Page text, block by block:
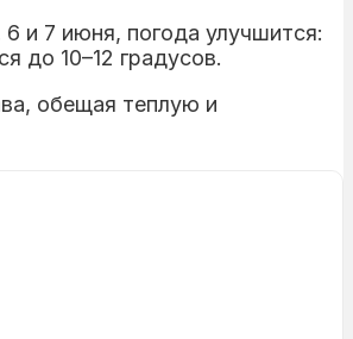
и 7 июня, погода улучшится:
до 10–12 градусов.
обещая теплую и